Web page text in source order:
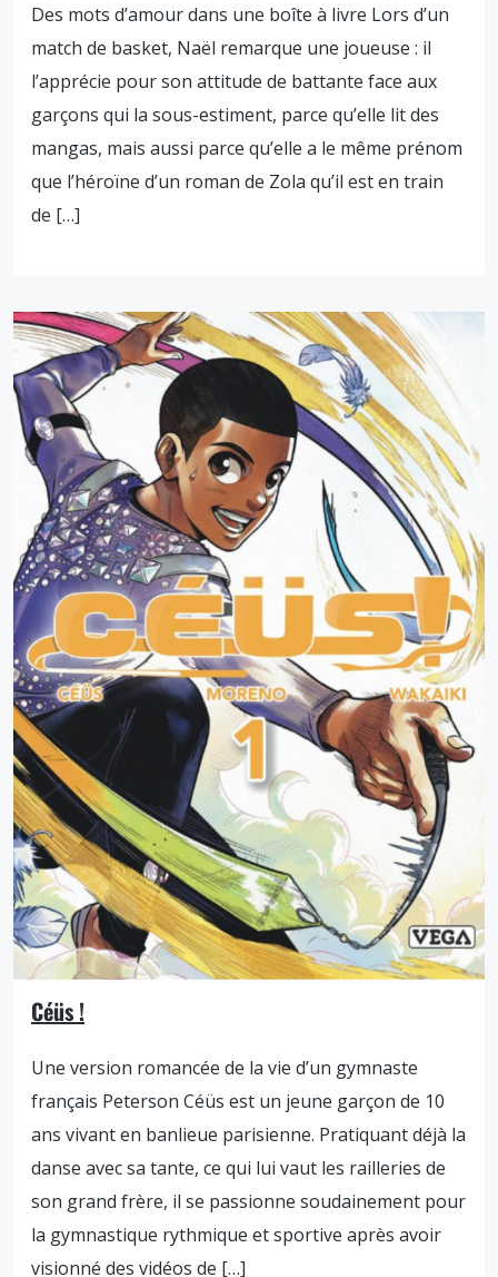
Des mots d’amour dans une boîte à livre Lors d’un
match de basket, Naël remarque une joueuse : il
l’apprécie pour son attitude de battante face aux
garçons qui la sous-estiment, parce qu’elle lit des
mangas, mais aussi parce qu’elle a le même prénom
que l’héroïne d’un roman de Zola qu’il est en train
de […]
Céüs !
Une version romancée de la vie d’un gymnaste
français Peterson Céüs est un jeune garçon de 10
ans vivant en banlieue parisienne. Pratiquant déjà la
danse avec sa tante, ce qui lui vaut les railleries de
son grand frère, il se passionne soudainement pour
la gymnastique rythmique et sportive après avoir
visionné des vidéos de […]